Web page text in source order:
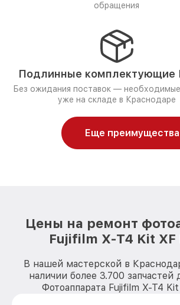
обращения
Подлинные комплектующие
Без ожидания поставок — необходимые
уже на складе в Краснодаре
Еще преимущества
Цены на ремонт
Fujifilm X-T4 Kit XF
В нашей мастерской в
наличии более 3.700 запчастей
Фотоаппарата Fujifilm X-T4